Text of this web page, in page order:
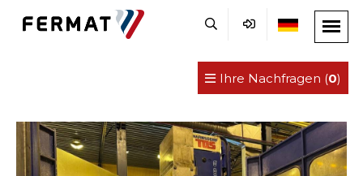
Ihre Nachfragen (0)